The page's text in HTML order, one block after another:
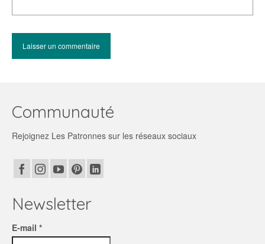
Communauté
Rejoignez Les Patronnes sur les réseaux sociaux
Newsletter
E-mail *